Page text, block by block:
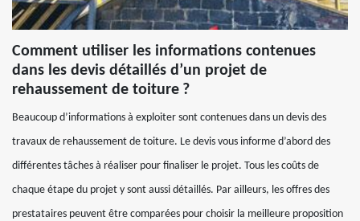
Comment utiliser les informations contenues
dans les devis détaillés d’un projet de
rehaussement de toiture ?
Beaucoup d’informations à exploiter sont contenues dans un devis des
travaux de rehaussement de toiture. Le devis vous informe d’abord des
différentes tâches à réaliser pour finaliser le projet. Tous les coûts de
chaque étape du projet y sont aussi détaillés. Par ailleurs, les offres des
prestataires peuvent être comparées pour choisir la meilleure proposition